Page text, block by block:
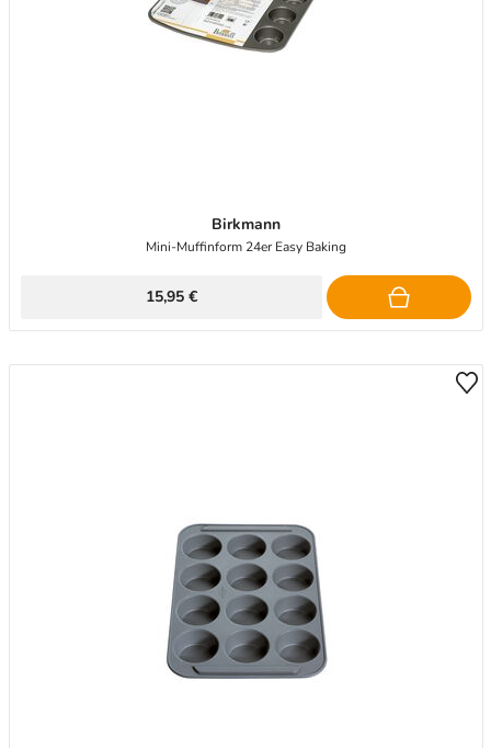
Birkmann
Mini-Muffinform 24er Easy Baking
15,95 €